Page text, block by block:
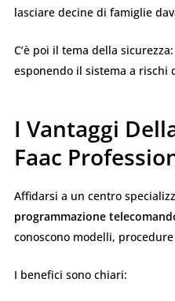
lasciare decine di famiglie
C’è poi il tema della
esponendo il sistema a rischi
I Vantaggi
Faac
Affidarsi a un centro
programmazione
conoscono modelli,
I benefici sono chiari: